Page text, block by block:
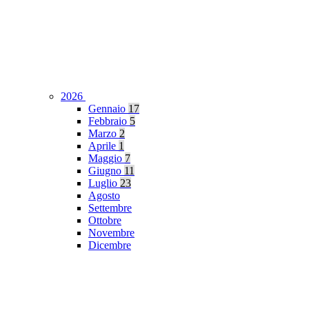
2026
Gennaio 17
Febbraio 5
Marzo 2
Aprile 1
Maggio 7
Giugno 11
Luglio 23
Agosto
Settembre
Ottobre
Novembre
Dicembre